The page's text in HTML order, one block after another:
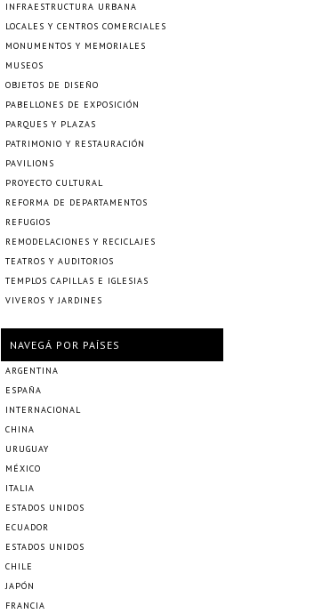
INFRAESTRUCTURA URBANA
LOCALES Y CENTROS COMERCIALES
MONUMENTOS Y MEMORIALES
MUSEOS
OBJETOS DE DISEÑO
PABELLONES DE EXPOSICIÓN
PARQUES Y PLAZAS
PATRIMONIO Y RESTAURACIÓN
PAVILIONS
PROYECTO CULTURAL
REFORMA DE DEPARTAMENTOS
REFUGIOS
REMODELACIONES Y RECICLAJES
TEATROS Y AUDITORIOS
TEMPLOS CAPILLAS E IGLESIAS
VIVEROS Y JARDINES
NAVEGÁ POR PAÍSES
ARGENTINA
ESPAÑA
INTERNACIONAL
CHINA
URUGUAY
MÉXICO
ITALIA
ESTADOS UNIDOS
ECUADOR
ESTADOS UNIDOS
CHILE
JAPÓN
FRANCIA